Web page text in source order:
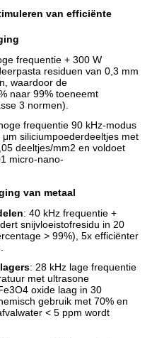
van efficiënte
frequentie + 300 W
residuen van 0,3 mm
waardoor de
naar 99% toeneemt
3 normen).
frequentie 90 kHz-modus
siliciumpoederdeeltjes met
deeltjes/mm2 en voldoet
micro-nano-
van metaal
: 40 kHz frequentie +
snijvloeistofresidu in 20
> 99%), 5x efficiënter
: 28 kHz lage frequentie
met ultrasone
oxide laag in 30
gebruik met 70% en
< 5 ppm wordt